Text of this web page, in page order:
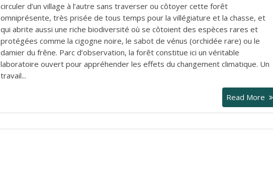
circuler d’un village à l’autre sans traverser ou côtoyer cette forêt
omniprésente, très prisée de tous temps pour la villégiature et la chasse, et
qui abrite aussi une riche biodiversité où se côtoient des espèces rares et
protégées comme la cigogne noire, le sabot de vénus (orchidée rare) ou le
damier du frêne. Parc d’observation, la forêt constitue ici un véritable
laboratoire ouvert pour appréhender les effets du changement climatique. Un
travail...
Read More